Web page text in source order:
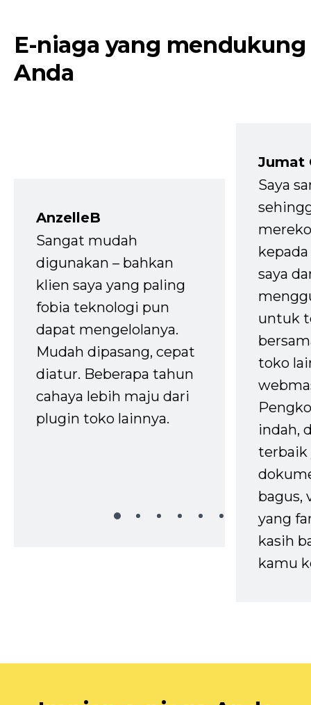
E-niaga yang mendukung
Anda
AnzelleB
Sangat mudah
digunakan – bahkan
klien saya yang paling
fobia teknologi pun
dapat mengelolanya.
Mudah dipasang, cepat
diatur. Beberapa tahun
cahaya lebih maju dari
plugin toko lainnya.
Jumat
Saya
saya
untuk
toko
indah,
terbaik
bagus,
yang
kasih
kamu